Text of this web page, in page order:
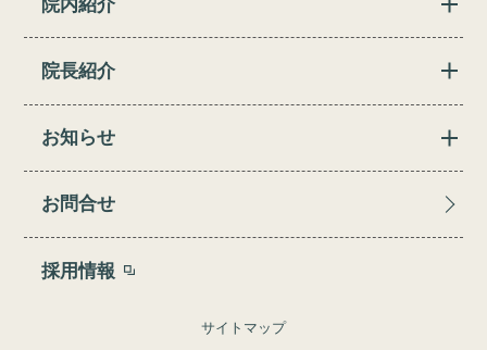
院長紹介
お知らせ
お問合せ
採用情報
サイトマップ